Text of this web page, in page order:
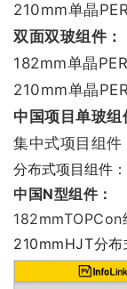
210mm单晶
双面双玻组件：
182mm单晶
210mm单晶
中国项目单玻组
集中式项目组件
分布式项目组件：
中国N型组件：
182mmTOPCon
210mmHJT分布